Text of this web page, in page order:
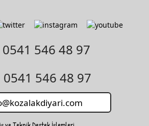
0541 546 48 97
0541 546 48 97